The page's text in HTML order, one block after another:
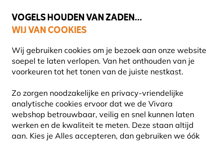
VOGELS HOUDEN VAN ZADEN...
WIJ VAN COOKIES
Wij gebruiken cookies om je bezoek aan onze website
soepel te laten verlopen. Van het onthouden van je
voorkeuren tot het tonen van de juiste nestkast.
Zo zorgen noodzakelijke en privacy-vriendelijke
analytische cookies ervoor dat we de Vivara
webshop betrouwbaar, veilig en snel kunnen laten
werken en de kwaliteit te meten. Deze staan altijd
aan. Kies je Alles accepteren, dan gebruiken we óók
Uitstekend beoordeeld in 11 landen
Gratis thuisbezorgd vanaf €49
15% KORTING